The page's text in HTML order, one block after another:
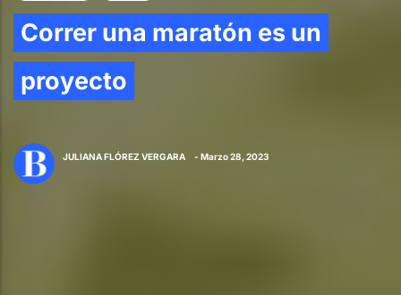
Correr una maratón es un
proyecto
JULIANA FLÓREZ VERGARA - Marzo 28, 2023